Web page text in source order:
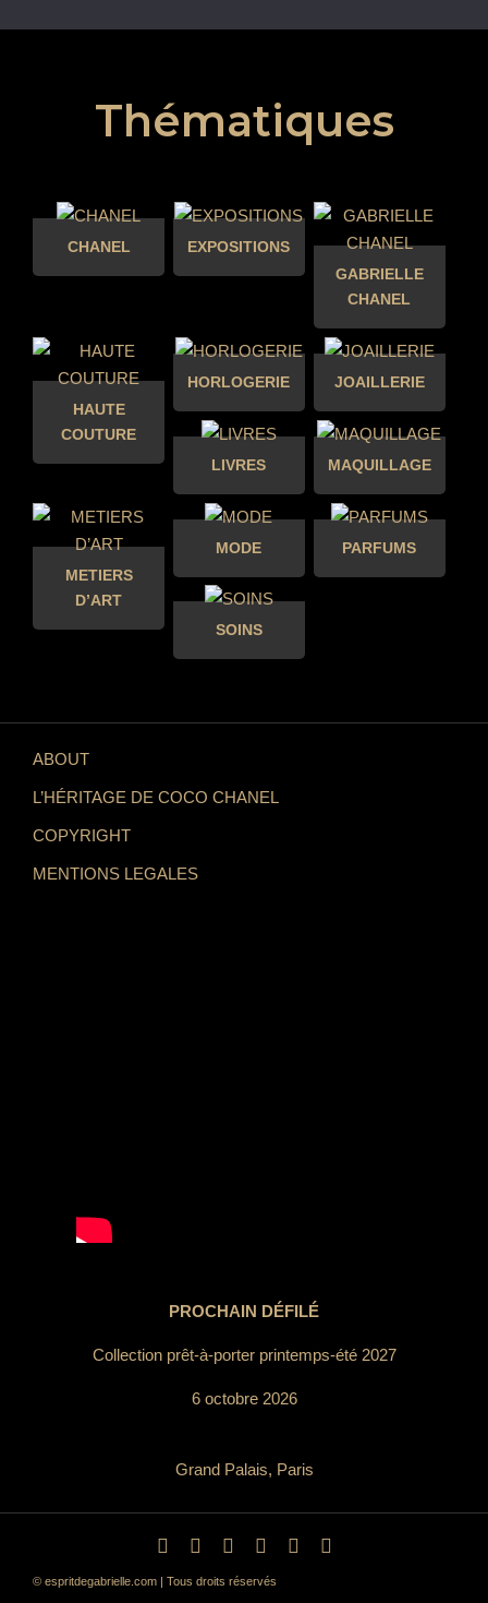
Thématiques
CHANEL
EXPOSITIONS
GABRIELLE
CHANEL
HAUTE
COUTURE
HORLOGERIE JOAILLERIE
LIVRES MAQUILLAGE
METIERS
D’ART
MODE PARFUMS
SOINS
ABOUT
L’HÉRITAGE DE COCO CHANEL
COPYRIGHT
MENTIONS LEGALES
PROCHAIN DÉFILÉ
Collection prêt-à-porter printemps-été 2027
6 octobre 2026
Grand Palais, Paris
© espritdegabrielle.com | Tous droits réservés